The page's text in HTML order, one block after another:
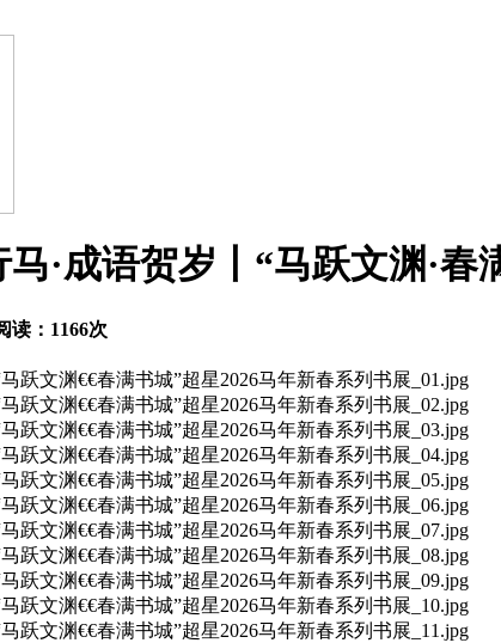
马·成语贺岁丨“马跃文渊·
读： 1166次